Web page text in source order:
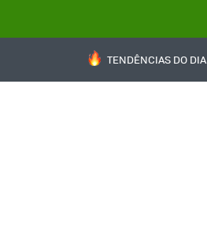
TENDÊNCIAS DO DIA